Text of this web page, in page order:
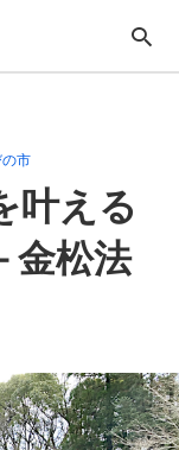
の市
叶える
金松法